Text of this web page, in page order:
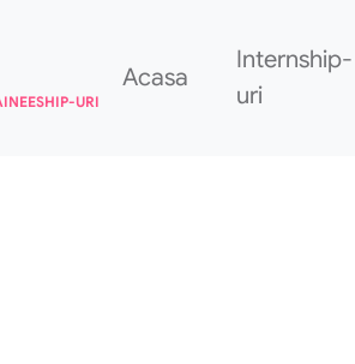
URI
Acasa
Internship-
uri